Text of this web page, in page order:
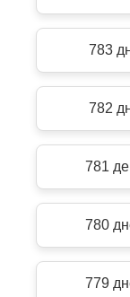
783
782
781
780
779